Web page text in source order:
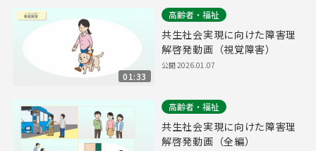
01:33
高齢者・福祉
共生社会実現に向けた障害理
解啓発動画（視覚障害）
公開2026.01.07
高齢者・福祉
共生社会実現に向けた障害理
解啓発動画（全編）